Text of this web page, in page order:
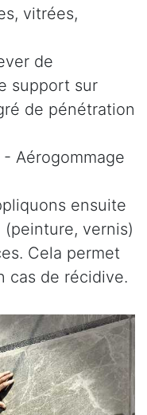
vitrées,
de
support sur
de pénétration
Aérogommage
ensuite
vernis)
Cela permet
cas de récidive.